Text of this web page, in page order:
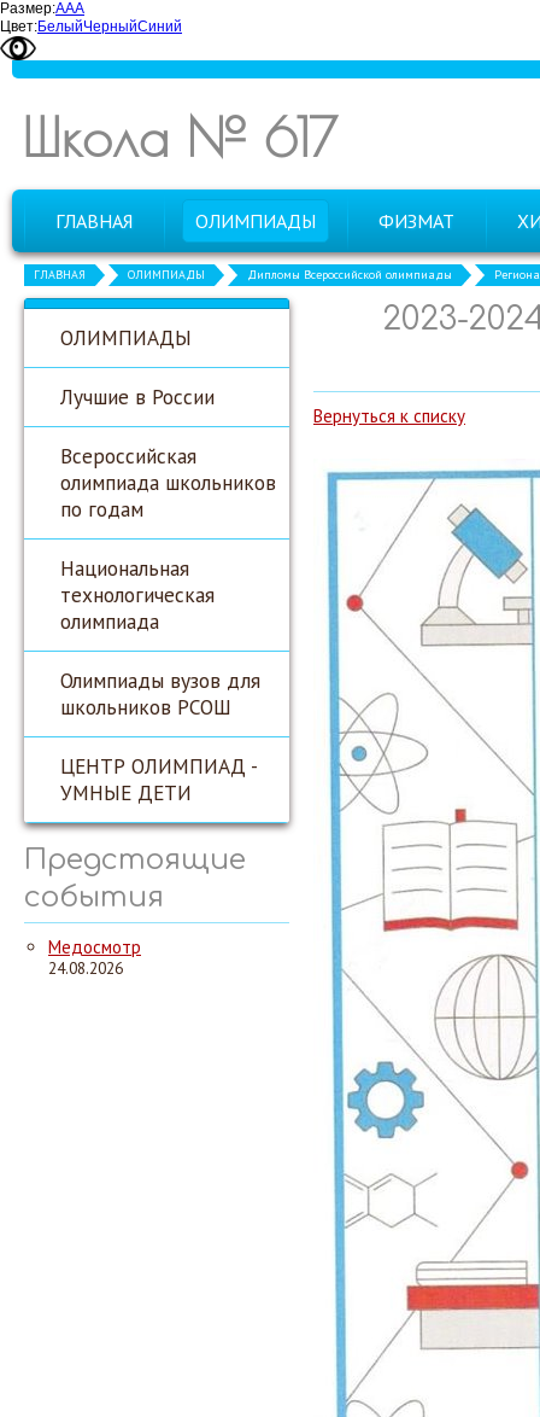
Размер:ААА
Цвет:БелыйЧерныйСиний
Школа № 617
ГЛАВНАЯ ОЛИМПИАДЫ ФИЗМАТ
ГЛАВНАЯ ОЛИМПИАДЫ Дипломы Всероссийской олимпиады
ОЛИМПИАДЫ
Лучшие в России
Всероссийская
олимпиада школьников
по годам
Национальная
технологическая
олимпиада
Олимпиады вузов для
школьников РСОШ
ЦЕНТР ОЛИМПИАД -
УМНЫЕ ДЕТИ
Предстоящие
события
Медосмотр
24.08.2026
2023-
Вернуться к списку